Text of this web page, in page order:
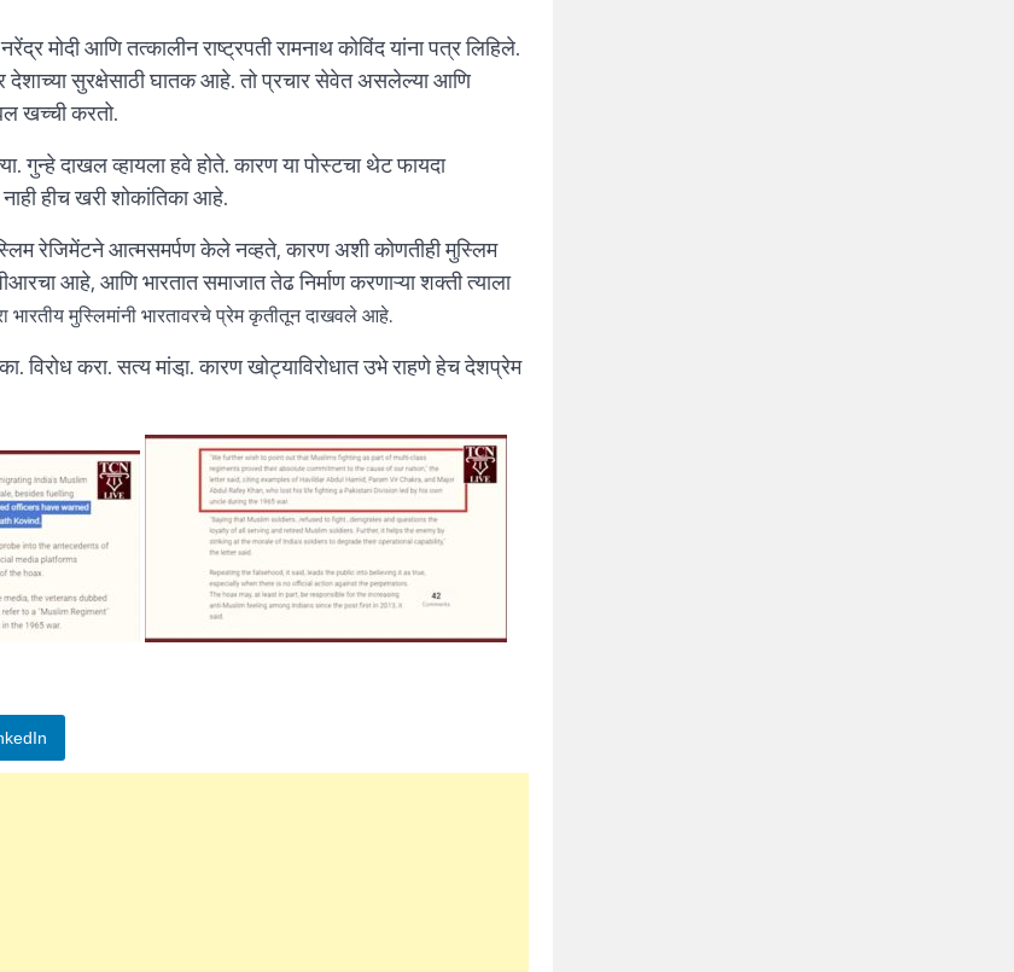
मोदी आणि तत्कालीन राष्ट्रपती रामनाथ कोविंद यांना पत्र लिहिले.
देशाच्या सुरक्षेसाठी घातक आहे. तो प्रचार सेवेत असलेल्या आणि
खच्ची करतो.
गुन्हे दाखल व्हायला हवे होते. कारण या पोस्टचा थेट फायदा
हीच खरी शोकांतिका आहे.
रेजिमेंटने आत्मसमर्पण केले नव्हते, कारण अशी कोणतीही मुस्लिम
आहे, आणि भारतात समाजात तेढ निर्माण करणाऱ्या शक्ती त्याला
भारतीय मुस्लिमांनी भारतावरचे प्रेम कृतीतून दाखवले आहे.
विरोध करा. सत्य मांडा़. कारण खोट्याविरोधात उभे राहणे हेच देशप्रेम